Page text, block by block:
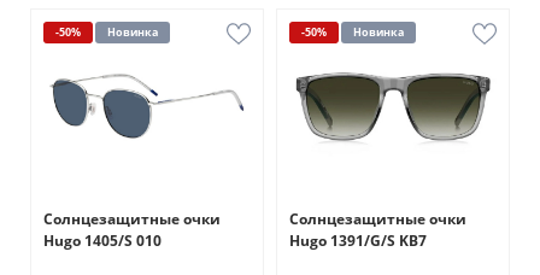
-50% Новинка
Солнцезащитные очки
Hugo 1405/S 010
-50% Новинка
Солнцезащитные очки
Hugo 1391/G/S KB7